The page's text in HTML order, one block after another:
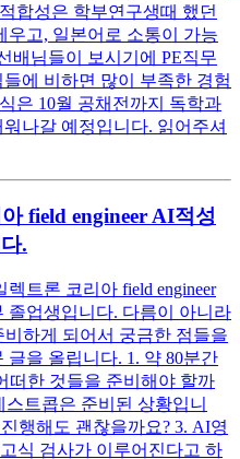
합성은 학부연구생때 했던
우고, 일본어로 소통이 가능
배님들이 보시기에 PE직무
에 비하면 많이 부족한 경험
은 10월 공채전까지 독학과
나갈 예정입니다. 읽어주셔
field engineer AI적성
.
트론 코리아 field engineer
졸업생입니다. 다름이 아니라
하게 되어서 궁금한 점들을
을 올립니다. 1. 약 80분간
떠한 것들을 준비해야 할까
트콥은 준비된 상황입니
행해도 괜찮을까요? 3. AI영
식 검사가 이루어진다고 하